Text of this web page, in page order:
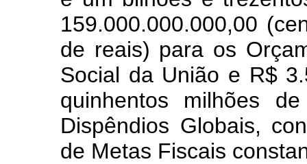
159.000.000.000,00
de reais) para os
Social da União e R$
quinhentos milhões
Dispêndios Globais,
de Metas Fiscais